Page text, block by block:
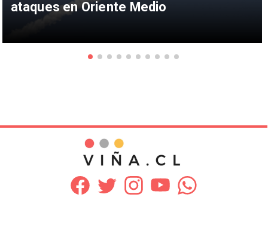
ataques en Oriente Medio